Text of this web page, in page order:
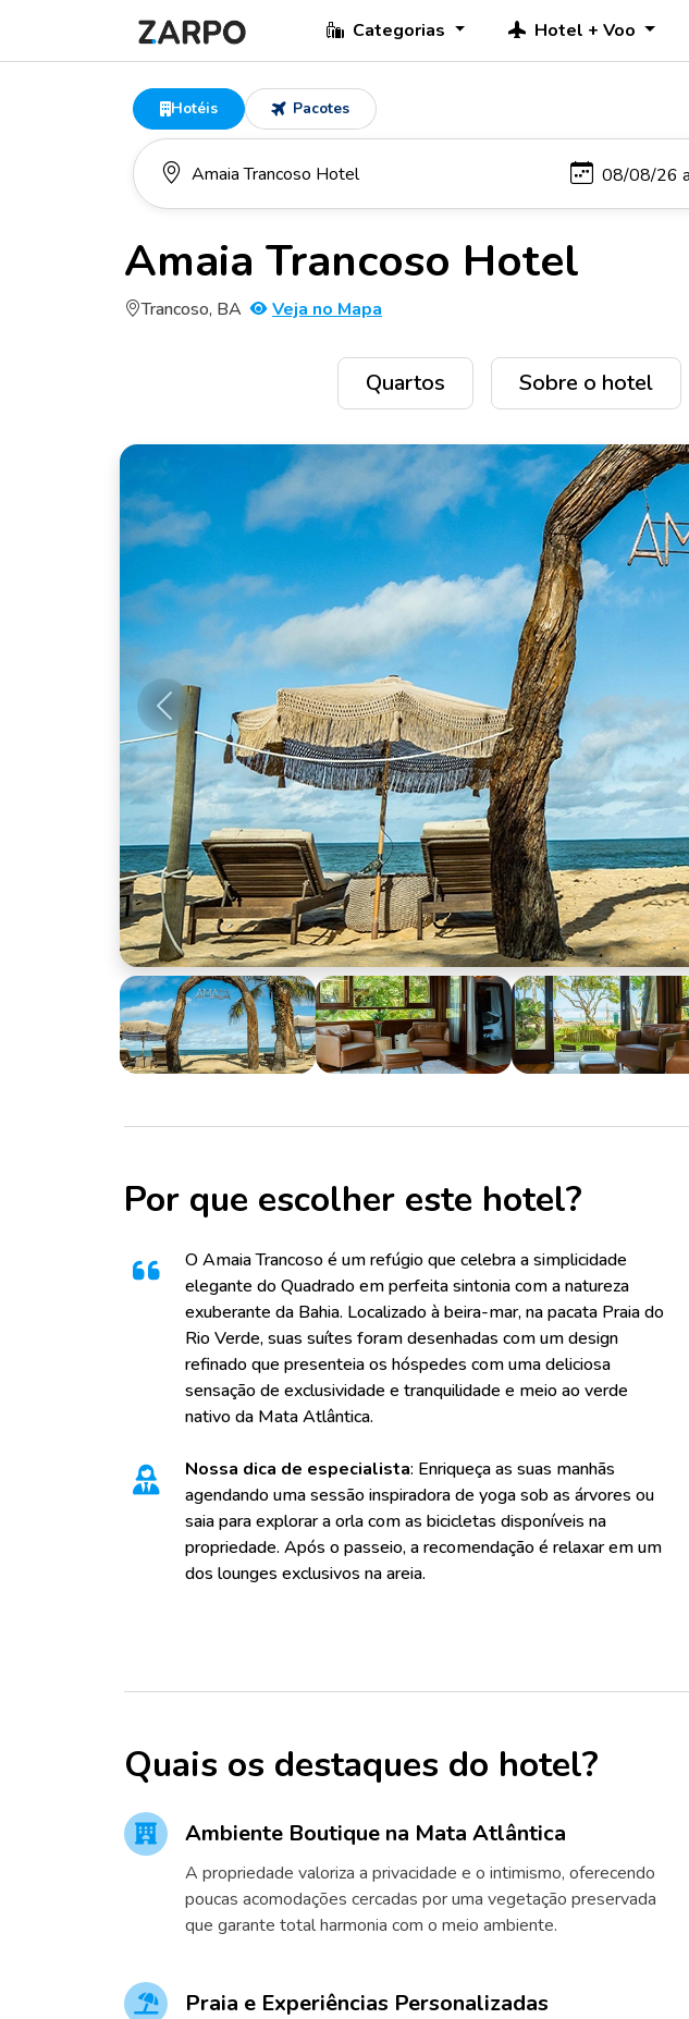
Categorias Hotel + Voo
Hotéis Pacotes
Amaia Trancoso Hotel
Trancoso, BA Veja no Mapa
Quartos Sobre o hotel
Anterior
Por que escolher este hotel?
O Amaia Trancoso é um refúgio que celebra a simplicidade
elegante do Quadrado em perfeita sintonia com a natureza
exuberante da Bahia. Localizado à beira-mar, na pacata Praia do
Rio Verde, suas suítes foram desenhadas com um design
refinado que presenteia os hóspedes com uma deliciosa
sensação de exclusividade e tranquilidade e meio ao verde
nativo da Mata Atlântica.
Nossa dica de especialista: Enriqueça as suas manhãs
agendando uma sessão inspiradora de yoga sob as árvores ou
saia para explorar a orla com as bicicletas disponíveis na
propriedade. Após o passeio, a recomendação é relaxar em um
dos lounges exclusivos na areia.
Quais os destaques do hotel?
Ambiente Boutique na Mata Atlântica
A propriedade valoriza a privacidade e o intimismo, oferecendo
poucas acomodações cercadas por uma vegetação preservada
que garante total harmonia com o meio ambiente.
Praia e Experiências Personalizadas